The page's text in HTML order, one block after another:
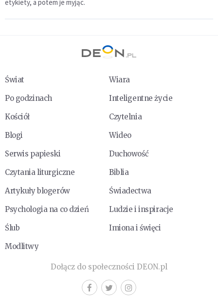
etykiety, a potem je myjąc.
Świat
Wiara
Po godzinach
Inteligentne życie
Kościół
Czytelnia
Blogi
Wideo
Serwis papieski
Duchowość
Czytania liturgiczne
Biblia
Artykuły blogerów
Świadectwa
Psychologia na co dzień
Ludzie i inspiracje
Ślub
Imiona i święci
Modlitwy
Dołącz do społeczności DEON.pl